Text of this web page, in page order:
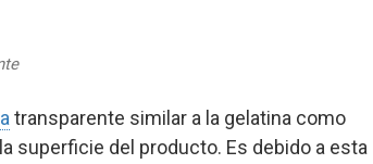
transparente similar a la gelatina como
superficie del producto. Es debido a esta